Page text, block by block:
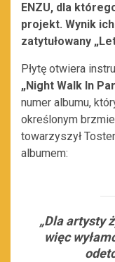
ENZU, dla
projekt. Wynik
zatytułowany
Płytę otwiera
„Night Walk In
numer albumu,
określonym
towarzyszył
albumem:
„Dla artysty
więc